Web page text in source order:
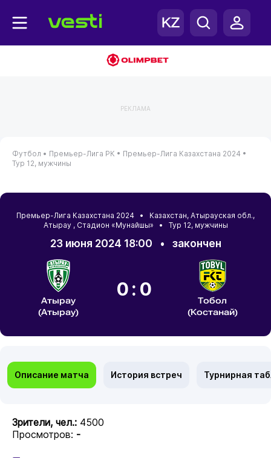
РЕКЛАМА
Футбол • Премьер-Лига РК • Премьер-Лига Казахстана 2024 •
Тур 12, мужчины
Премьер-Лига Казахстана 2024 • Казахстан, Атырауская обл.,
Атырау, Стадион «Мунайшы» • Тур 12, мужчины
23 июня 2024 18:00 • закончен
Атырау
(Атырау)
0:0
Тобол
(Костанай)
Описание матча История встреч Турнирная
Зрители, чел.: 4500
Просмотров: -